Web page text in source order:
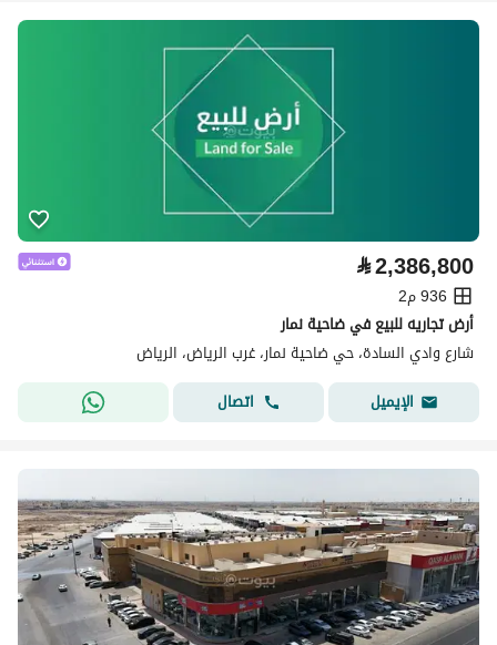
⃁2,386,800
936 م2
أرض تجاريه للبيع في ضاحية نمار
شارع وادي السادة، حي ضاحية نمار، غرب الرياض، الرياض
الإيميل
اتصال